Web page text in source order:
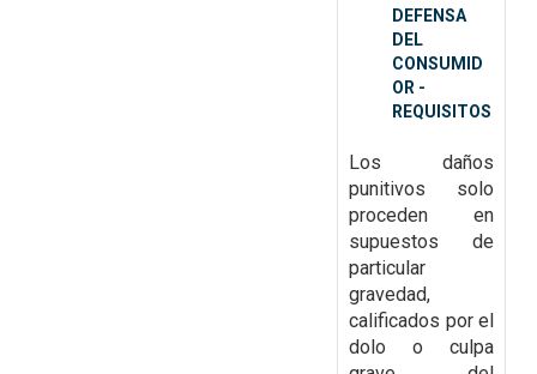
DEFENSA
DEL
CONSUMID
OR -
REQUISITOS
Los daños
punitivos solo
proceden en
supuestos de
particular
gravedad,
calificados por el
dolo o culpa